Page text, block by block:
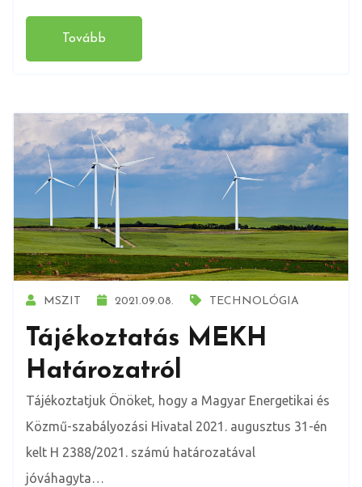
Tovább
MSZIT 2021.09.08. TECHNOLÓGIA
Tájékoztatás MEKH
Határozatról
Tájékoztatjuk Önöket, hogy a Magyar Energetikai és
Közmű-szabályozási Hivatal 2021. augusztus 31-én
kelt H 2388/2021. számú határozatával
jóváhagyta…